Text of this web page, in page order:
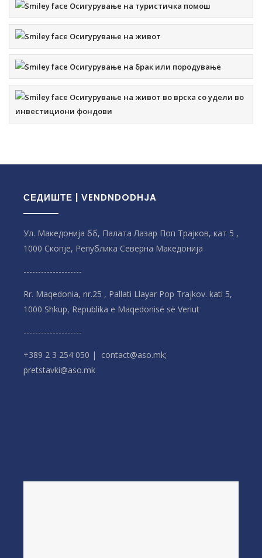
Осигурување на туристичка помош
Осигурување на живот
Осигурување на брак или породување
Осигурување на живот во врска со удели во
инвестициони фондови
СЕДИШТЕ | VENDNDODHJA
Ул. Македонија бб, Палата Лазар Поп Трајков, кат 5 ,
1000 Скопје, Република Северна Македонијa
--------------------
Rr. Maqedonia, nr.25 , Pallati Llayar Pop Trajkov. kati 5,
1000 Shkup, Republika e Maqedonisë së Veriut
--------------------
+389 2 3 254 050 | contact@aso.mk;
pretstavki@aso.mk